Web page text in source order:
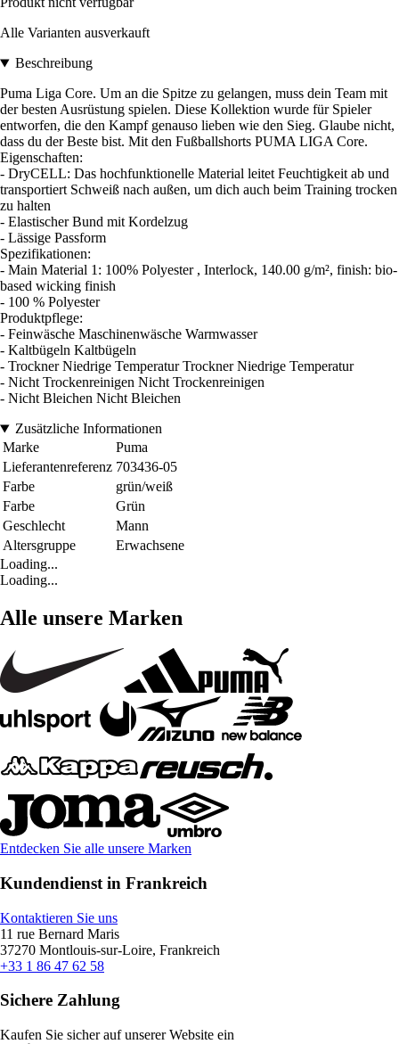
Alle Varianten ausverkauft
Beschreibung
Puma Liga Core. Um an die Spitze zu gelangen, muss dein Team mit
der besten Ausrüstung spielen. Diese Kollektion wurde für Spieler
entworfen, die den Kampf genauso lieben wie den Sieg. Glaube nicht,
dass du der Beste bist. Mit den Fußballshorts PUMA LIGA Core.
Eigenschaften:
- DryCELL: Das hochfunktionelle Material leitet Feuchtigkeit ab und
transportiert Schweiß nach außen, um dich auch beim Training trocken
zu halten
- Elastischer Bund mit Kordelzug
- Lässige Passform
Spezifikationen:
- Main Material 1: 100% Polyester , Interlock, 140.00 g/m², finish: bio-
based wicking finish
- 100 % Polyester
Produktpflege:
- Feinwäsche Maschinenwäsche Warmwasser
- Kaltbügeln Kaltbügeln
- Trockner Niedrige Temperatur Trockner Niedrige Temperatur
- Nicht Trockenreinigen Nicht Trockenreinigen
- Nicht Bleichen Nicht Bleichen
Zusätzliche Informationen
Marke
Puma
Lieferantenreferenz 703436-05
Farbe
grün/weiß
Farbe
Grün
Geschlecht
Mann
Altersgruppe
Erwachsene
Loading...
Loading...
Alle unsere Marken
Entdecken Sie alle unsere Marken
Kundendienst in Frankreich
Kontaktieren Sie uns
11 rue Bernard Maris
37270 Montlouis-sur-Loire, Frankreich
+33 1 86 47 62 58
Sichere Zahlung
Kaufen Sie sicher auf unserer Website ein